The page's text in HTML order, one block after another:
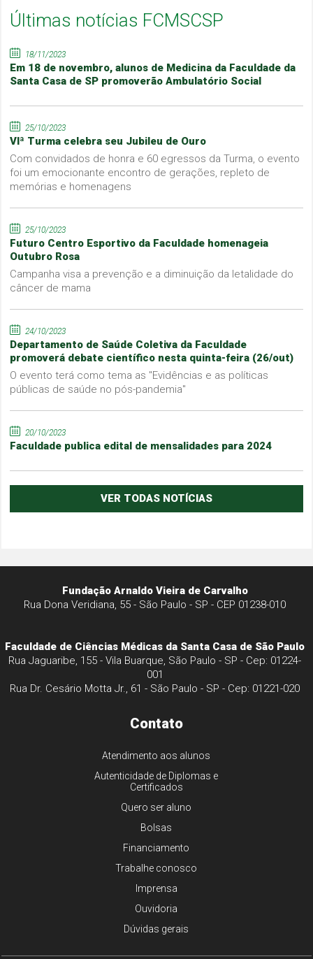
Últimas notícias FCMSCSP
18/11/2023
Em 18 de novembro, alunos de Medicina da Faculdade da
Santa Casa de SP promoverão Ambulatório Social
25/10/2023
VIª Turma celebra seu Jubileu de Ouro
Com convidados de honra e 60 egressos da Turma, o evento
foi um emocionante encontro de gerações, repleto de
memórias e homenagens
25/10/2023
Futuro Centro Esportivo da Faculdade homenageia
Outubro Rosa
Campanha visa a prevenção e a diminuição da letalidade do
câncer de mama
24/10/2023
Departamento de Saúde Coletiva da Faculdade
promoverá debate científico nesta quinta-feira (26/out)
O evento terá como tema as "Evidências e as políticas
públicas de saúde no pós-pandemia"
20/10/2023
Faculdade publica edital de mensalidades para 2024
VER TODAS NOTÍCIAS
Fundação Arnaldo Vieira de Carvalho
Rua Dona Veridiana, 55 - São Paulo - SP - CEP 01238-010
Faculdade de Ciências Médicas da Santa Casa de São Paulo
Rua Jaguaribe, 155 - Vila Buarque, São Paulo - SP - Cep: 01224-
001
Rua Dr. Cesário Motta Jr., 61 - São Paulo - SP - Cep: 01221-020
Contato
Atendimento aos alunos
Autenticidade de Diplomas e
Certificados
Quero ser aluno
Bolsas
Financiamento
Trabalhe conosco
Imprensa
Ouvidoria
Dúvidas gerais